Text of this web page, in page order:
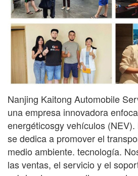
Nanjing Kaitong Automobile
una empresa innovadora
energéticosgyvehículos
se dedica a promover el
medio ambiente. tecnología.
las ventas, el servicio y el